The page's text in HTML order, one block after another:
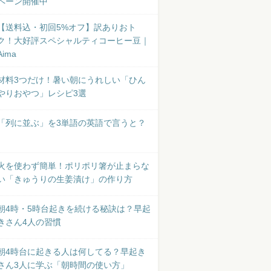
送料込・初回5%オフ】訳ありおト
！大好評スペシャルティコーヒー豆｜
料3つだけ！暑い朝にうれしい「ひん
りおやつ」レシピ3選
列に並ぶ」を3単語の英語で言うと？
を使わず簡単！ポリポリ箸が止まらな
「きゅうりの生姜漬け」の作り方
4時・5時台起きを続ける秘訣は？早起
さん4人の習慣
4時台に起きる人は何してる？早起き
ん3人に学ぶ「朝時間の使い方」